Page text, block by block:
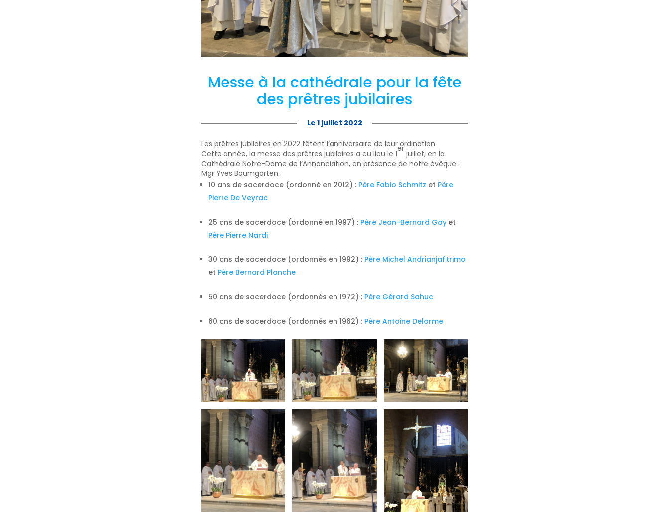
Messe à la cathédrale pour la fête
des prêtres jubilaires
Le 1 juillet 2022
Les prêtres jubilaires en 2022 fêtent l’anniversaire de leur ordination.
Cette année, la messe des prêtres jubilaires a eu lieu le 1
er
juillet, en la
Cathédrale Notre-Dame de l’Annonciation, en présence de notre évêque :
Mgr Yves Baumgarten.
10 ans de sacerdoce (ordonné en 2012) : Père Fabio Schmitz et Père
Pierre De Veyrac
25 ans de sacerdoce (ordonné en 1997) : Père Jean-Bernard Gay et
Père Pierre Nardi
30 ans de sacerdoce (ordonnés en 1992) : Père Michel Andrianjafitrimo
et Père Bernard Planche
50 ans de sacerdoce (ordonnés en 1972) : Père Gérard Sahuc
60 ans de sacerdoce (ordonnés en 1962) : Père Antoine Delorme